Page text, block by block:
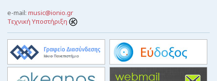
e-mail: music@ionio.gr
Τεχνική Υποστήριξη